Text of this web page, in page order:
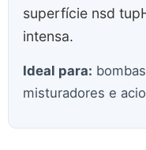
superfície nsd
intensa.
Ideal para:
misturadores e